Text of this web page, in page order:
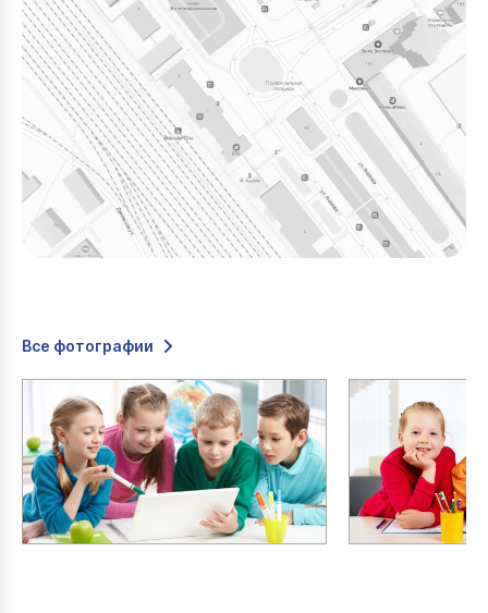
Все фотографии